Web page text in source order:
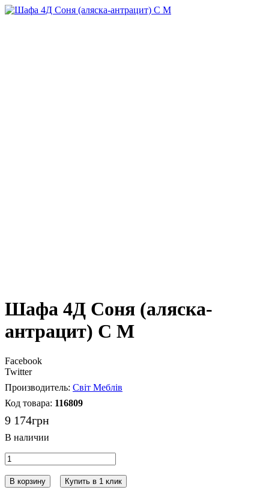
Шафа 4Д Соня (аляска-
антрацит) С М
Facebook
Twitter
Світ Меблів
116809
9 174грн
В корзину Купить в 1 клик